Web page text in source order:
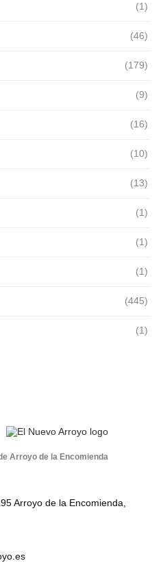
(1)
(46)
(179)
(9)
(16)
(10)
(13)
(1)
(1)
(1)
(445)
(1)
Arroyo de la Encomienda
Arroyo de la Encomienda,